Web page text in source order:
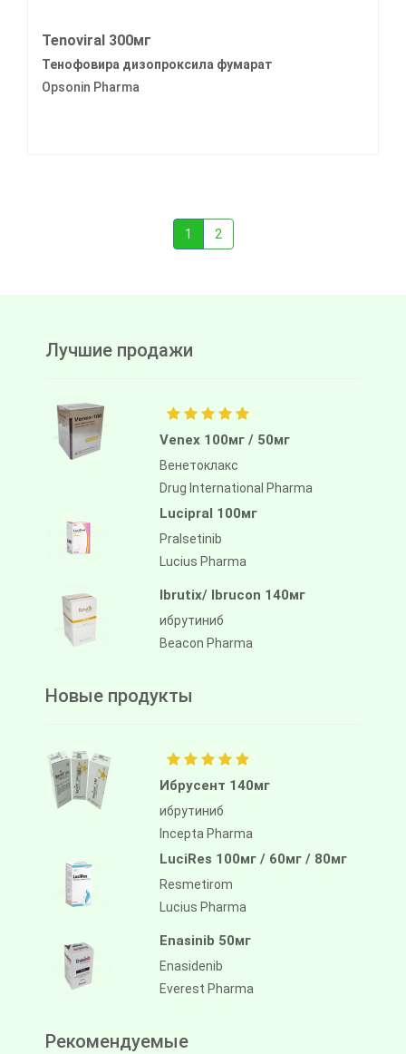
Tenoviral 300мг
Тенофовира дизопроксила фумарат
Opsonin Pharma
1 2
Лучшие продажи
Venex 100мг / 50мг
Венетоклакс
Drug International Pharma
Lucipral 100мг
Pralsetinib
Lucius Pharma
Ibrutix/ Ibrucon 140мг
ибрутиниб
Beacon Pharma
Новые продукты
Ибрусент 140мг
ибрутиниб
Incepta Pharma
LuciRes 100мг / 60мг / 80мг
Resmetirom
Lucius Pharma
Enasinib 50мг
Enasidenib
Everest Pharma
Рекомендуемые